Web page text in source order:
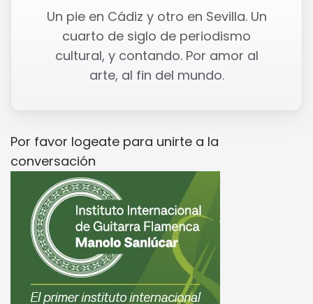
Un pie en Cádiz y otro en Sevilla. Un
cuarto de siglo de periodismo
cultural, y contando. Por amor al
arte, al fin del mundo.
Por favor logeate para unirte a la
conversación